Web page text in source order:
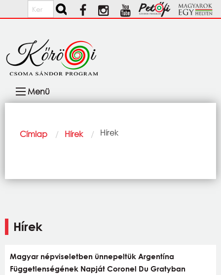
Ugrás a tartalomra
Keresés
navigáció
Menü
Morzsa
Címlap Hírek Current:
Hírek
Hírek
Magyar népviseletben ünnepeltük Argentína
Függetlenségének Napját Coronel Du Gratyban